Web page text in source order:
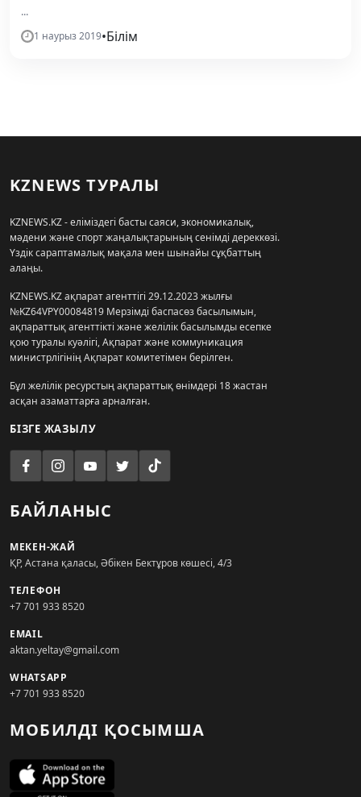
...
1 наурыз 2019•Білім
KZNEWS ТУРАЛЫ
KZNEWS.KZ - еліміздегі басты саяси, экономикалық,
мәдени және спорт жаңалықтарының сенімді дереккөзі.
Үздік сараптамалық мақала мен шынайы сұқбаттың
алаңы.
KZNEWS.KZ ақпарат агенттігі 29.12.2023 жылғы
№KZ64VPY00084819 Мерзімді баспасөз басылымын,
ақпараттық агенттікті және желілік басылымды есепке
қою туралы куәлігі, Ақпарат және коммуникация
министрлігінің Ақпарат комитетімен берілген.
Бұл желілік ресурстың ақпараттық өнімдері 18 жастан
асқан азаматтарға арналған.
БІЗГЕ ЖАЗЫЛУ
БАЙЛАНЫС
МЕКЕН-ЖАЙ
ҚР, Астана қаласы, Әбікен Бектұров көшесі, 4/3
ТЕЛЕФОН
+7 701 933 8520
EMAIL
aktan.yeltay@gmail.com
WHATSAPP
+7 701 933 8520
МОБИЛДІ ҚОСЫМША